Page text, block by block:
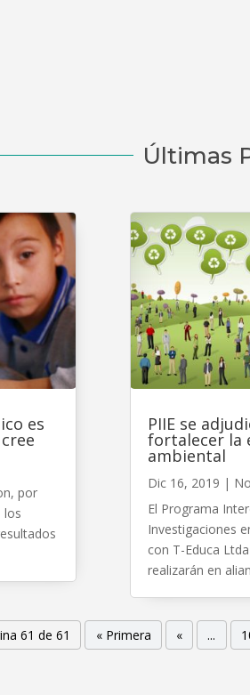
Últimas
es
por
los
PIIE se
fortalecer la
ambiental
Dic 16, 2019 |
El Programa
Investigaciones
con T-Educa
realizarán en
61 de 61 « Primera « ...